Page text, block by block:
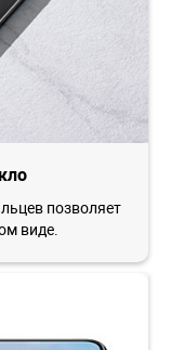
позволяет
виде.